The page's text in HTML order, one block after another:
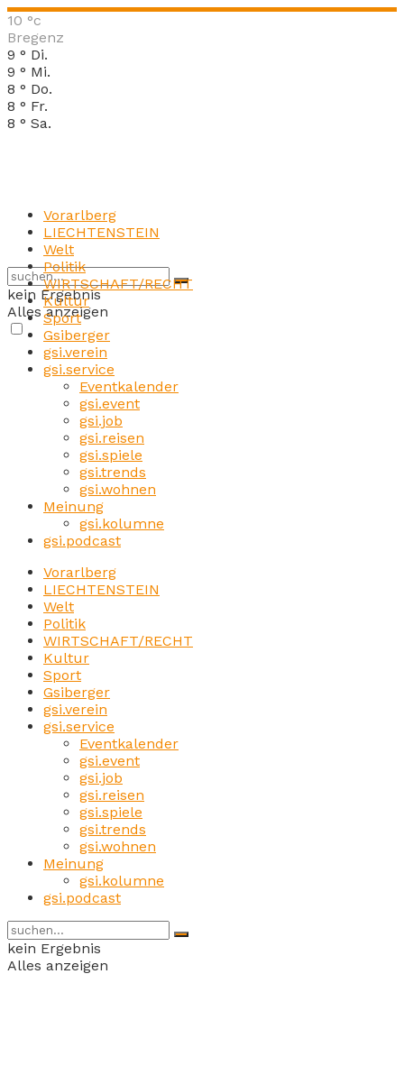
10 °c
Bregenz
9 ° Di.
9 ° Mi.
8 ° Do.
8 ° Fr.
8 ° Sa.
kein Ergebnis
Alles anzeigen
Vorarlberg
LIECHTENSTEIN
Welt
Politik
WIRTSCHAFT/RECHT
Kultur
Sport
Gsiberger
gsi.verein
gsi.service
Eventkalender
gsi.event
gsi.job
gsi.reisen
gsi.spiele
gsi.trends
gsi.wohnen
Meinung
gsi.kolumne
gsi.podcast
Vorarlberg
LIECHTENSTEIN
Welt
Politik
WIRTSCHAFT/RECHT
Kultur
Sport
Gsiberger
gsi.verein
gsi.service
Eventkalender
gsi.event
gsi.job
gsi.reisen
gsi.spiele
gsi.trends
gsi.wohnen
Meinung
gsi.kolumne
gsi.podcast
kein Ergebnis
Alles anzeigen